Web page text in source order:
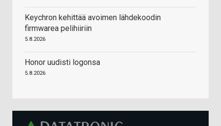
Keychron kehittää avoimen lähdekoodin
firmwarea pelihiiriin
5.8.2026
Honor uudisti logonsa
5.8.2026